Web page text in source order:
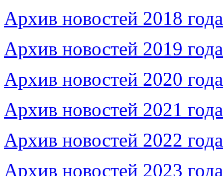
Архив новостей 2018 года
Архив новостей 2019 года
Архив новостей 2020 года
Архив новостей 2021 года
Архив новостей 2022 года
Архив новостей 2023 года